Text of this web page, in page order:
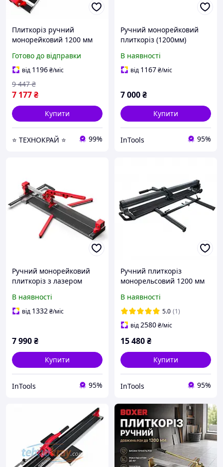
Плиткоріз ручний
монорейковий 1200 мм
Зелений лазер | На
підшипниках, для
керамограніту та плитки
Готово до відправки
від 1196₴/міс
7 177₴
9 447 ₴
Купити
⭐ ТЕХНОКРАЙ ⭐ 99%
Ручний монорейковий
плиткоріз (1200мм)
Професійний плиткоріз
роликовий
В наявності
від 1167₴/міс
7 000₴
Купити
InTools 95%
Ручний монорейковий
плиткоріз з лазером
1200 Професійний
плиткоріз роликовий
В наявності
від 1332₴/міс
7 990₴
Купити
InTools 95%
Ручний плиткоріз
монорельсовий 1200 мм
Професійний ручний
плиткоріз роликовий
В наявності
5.0 (1)
від2580₴/міс
15 480₴
Купити
InTools 95%